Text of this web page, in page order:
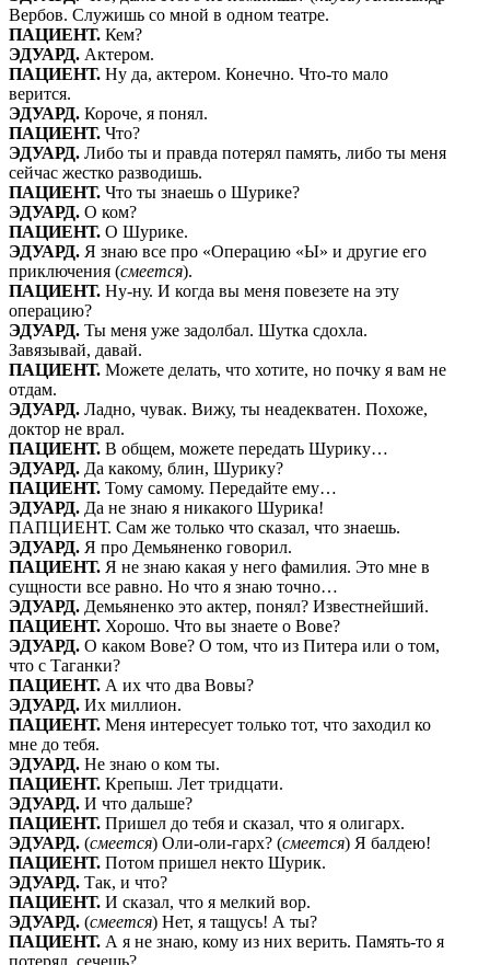
Вербов. Служишь со мной в одном театре.
ПАЦИЕНТ. Кем?
ЭДУАРД. Актером.
ПАЦИЕНТ. Ну да, актером. Конечно. Что-то мало
верится.
ЭДУАРД. Короче, я понял.
ПАЦИЕНТ. Что?
ЭДУАРД. Либо ты и правда потерял память, либо ты меня
сейчас жестко разводишь.
ПАЦИЕНТ. Что ты знаешь о Шурике?
ЭДУАРД. О ком?
ПАЦИЕНТ. О Шурике.
ЭДУАРД. Я знаю все про «Операцию «Ы» и другие его
приключения (смеется).
ПАЦИЕНТ. Ну-ну. И когда вы меня повезете на эту
операцию?
ЭДУАРД. Ты меня уже задолбал. Шутка сдохла.
Завязывай, давай.
ПАЦИЕНТ. Можете делать, что хотите, но почку я вам не
отдам.
ЭДУАРД. Ладно, чувак. Вижу, ты неадекватен. Похоже,
доктор не врал.
ПАЦИЕНТ. В общем, можете передать Шурику…
ЭДУАРД. Да какому, блин, Шурику?
ПАЦИЕНТ. Тому самому. Передайте ему…
ЭДУАРД. Да не знаю я никакого Шурика!
ПАПЦИЕНТ. Сам же только что сказал, что знаешь.
ЭДУАРД. Я про Демьяненко говорил.
ПАЦИЕНТ. Я не знаю какая у него фамилия. Это мне в
сущности все равно. Но что я знаю точно…
ЭДУАРД. Демьяненко это актер, понял? Известнейший.
ПАЦИЕНТ. Хорошо. Что вы знаете о Вове?
ЭДУАРД. О каком Вове? О том, что из Питера или о том,
что с Таганки?
ПАЦИЕНТ. А их что два Вовы?
ЭДУАРД. Их миллион.
ПАЦИЕНТ. Меня интересует только тот, что заходил ко
мне до тебя.
ЭДУАРД. Не знаю о ком ты.
ПАЦИЕНТ. Крепыш. Лет тридцати.
ЭДУАРД. И что дальше?
ПАЦИЕНТ. Пришел до тебя и сказал, что я олигарх.
ЭДУАРД. (смеется) Оли-оли-гарх? (смеется) Я балдею!
ПАЦИЕНТ. Потом пришел некто Шурик.
ЭДУАРД. Так, и что?
ПАЦИЕНТ. И сказал, что я мелкий вор.
ЭДУАРД. (смеется) Нет, я тащусь! А ты?
ПАЦИЕНТ. А я не знаю, кому из них верить. Память-то я
потерял, сечешь?